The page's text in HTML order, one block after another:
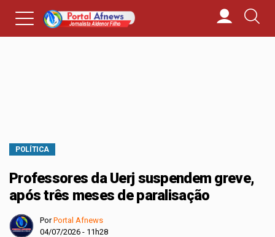
POLÍTICA
Professores da Uerj suspendem greve,
após três meses de paralisação
PorPortal Afnews
04/07/2026 - 11h28